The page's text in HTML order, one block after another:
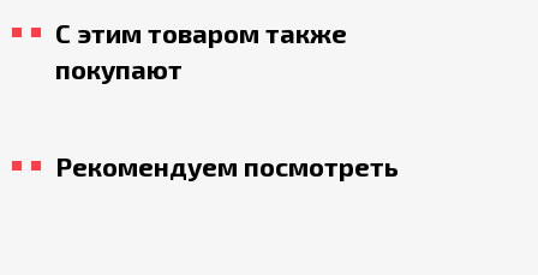
С этим товаром также
покупают
Рекомендуем посмотреть